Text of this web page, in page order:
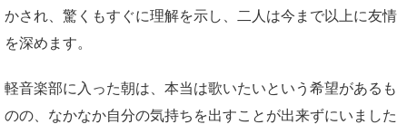
かされ、驚くもすぐに理解を示し、二人は今まで以上に友情
を深めます。
軽音楽部に入った朝は、本当は歌いたいという希望があるも
のの、なかなか自分の気持ちを出すことが出来ずにいました